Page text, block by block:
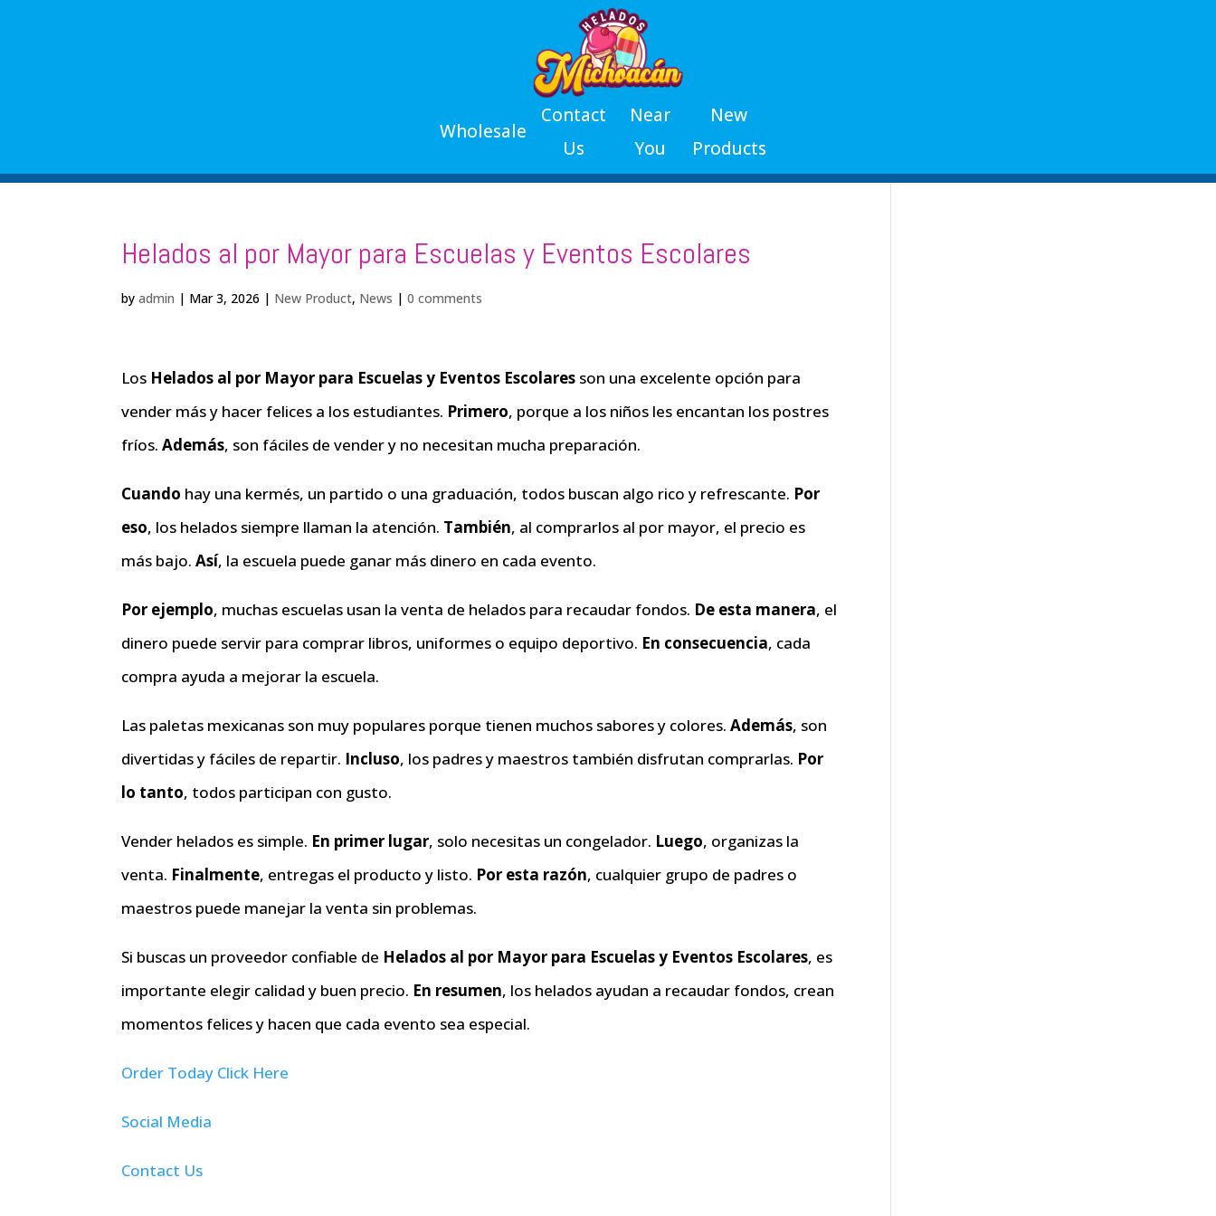
Wholesale
Contact
Us
Near
You
New
Products
Helados al por Mayor para Escuelas y Eventos Escolares
byadmin | Mar 3, 2026 | New Product, News |0 comments
Los Helados al por Mayor para Escuelas y Eventos Escolares son una excelente opción para
vender más y hacer felices a los estudiantes. Primero, porque a los niños les encantan los postres
fríos.Además, son fáciles de vender y no necesitan mucha preparación.
Cuando hay una kermés, un partido o una graduación, todos buscan algo rico y refrescante. Por
eso, los helados siempre llaman la atención. También, al comprarlos al por mayor, el precio es
más bajo.Así, la escuela puede ganar más dinero en cada evento.
Por ejemplo, muchas escuelas usan la venta de helados para recaudar fondos. De esta manera, el
dinero puede servir para comprar libros, uniformes o equipo deportivo. En consecuencia, cada
compra ayuda a mejorar la escuela.
Las paletas mexicanas son muy populares porque tienen muchos sabores y colores.Además, son
divertidas y fáciles de repartir. Incluso, los padres y maestros también disfrutan comprarlas. Por
lo tanto, todos participan con gusto.
Vender helados es simple. En primer lugar, solo necesitas un congelador. Luego, organizas la
venta. Finalmente, entregas el producto y listo. Por esta razón, cualquier grupo de padres o
maestros puede manejar la venta sin problemas.
Si buscas un proveedor confiable de Helados al por Mayor para Escuelas y Eventos Escolares, es
importante elegir calidad y buen precio. En resumen, los helados ayudan a recaudar fondos, crean
momentos felices y hacen que cada evento sea especial.
Order Today Click Here
Social Media
Contact Us